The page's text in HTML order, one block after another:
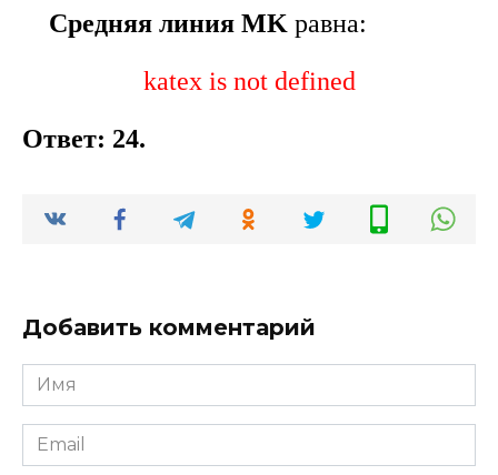
Средняя линия MK равна:
katex is not defined
Ответ: 24.
Добавить комментарий
Имя
*
Email
*